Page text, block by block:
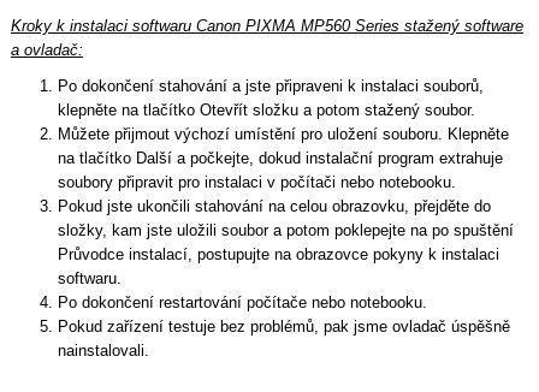
Kroky k instalaci softwaru Canon PIXMA MP560 Series stažený software
a ovladač:
Po dokončení stahování a jste připraveni k instalaci souborů,
klepněte na tlačítko Otevřít složku a potom stažený soubor.
Můžete přijmout výchozí umístění pro uložení souboru. Klepněte
na tlačítko Další a počkejte, dokud instalační program extrahuje
soubory připravit pro instalaci v počítači nebo notebooku.
Pokud jste ukončili stahování na celou obrazovku, přejděte do
složky, kam jste uložili soubor a potom poklepejte na po spuštění
Průvodce instalací, postupujte na obrazovce pokyny k instalaci
softwaru.
Po dokončení restartování počítače nebo notebooku.
Pokud zařízení testuje bez problémů, pak jsme ovladač úspěšně
nainstalovali.